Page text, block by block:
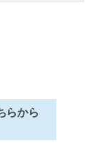
らから